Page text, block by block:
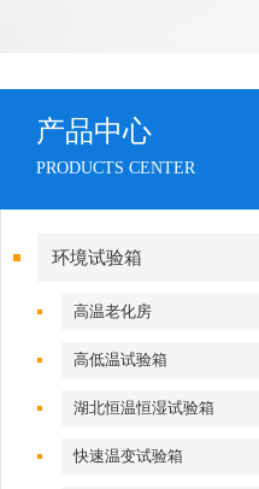
产品中心
PRODUCTS CENTER
环境试验箱
高温老化房
高低温试验箱
湖北恒温恒湿试验箱
快速温变试验箱